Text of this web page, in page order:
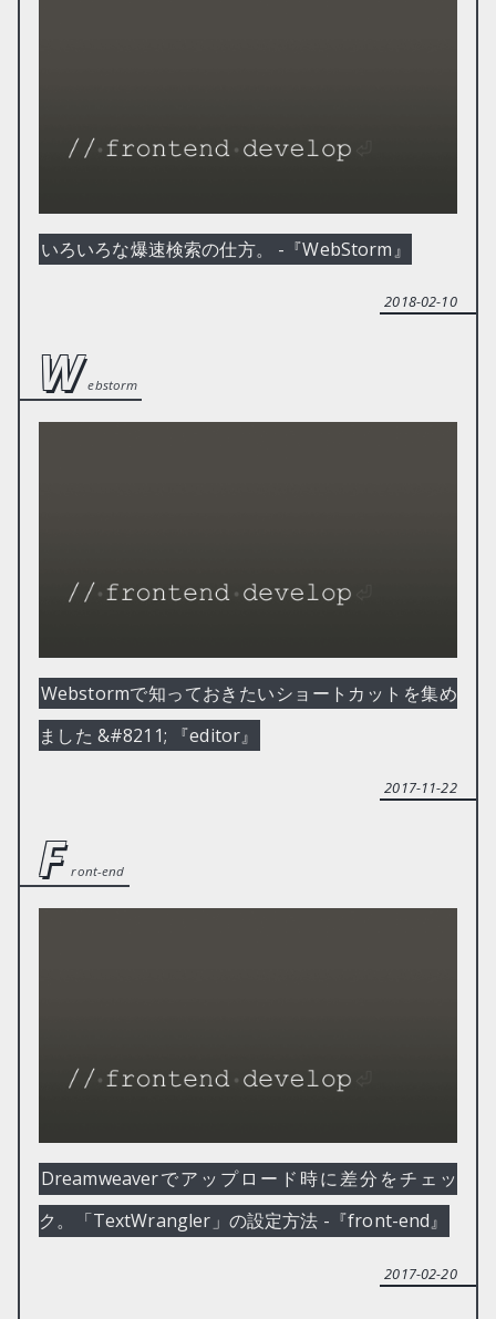
いろいろな爆速検索の仕方。 -『WebStorm』
2018-02-10
w ebstorm
Webstormで知っておきたいショートカットを集め
ました &#8211; 『editor』
2017-11-22
f ront-end
Dreamweaverでアップロード時に差分をチェッ
ク。「TextWrangler」の設定方法 -『front-end』
2017-02-20